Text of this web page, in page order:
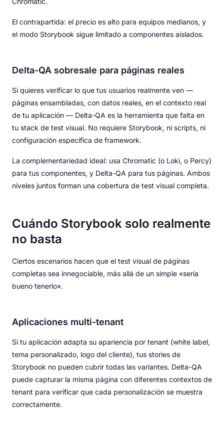
El contrapartida: el precio es alto para equipos medianos, y
el modo Storybook sigue limitado a componentes aislados.
Delta-QA sobresale para páginas reales
Si quieres verificar lo que tus usuarios realmente ven —
páginas ensambladas, con datos reales, en el contexto real
de tu aplicación — Delta-QA es la herramienta que falta en
tu stack de test visual. No requiere Storybook, ni scripts, ni
configuración específica de framework.
La complementariedad ideal: usa Chromatic (o Loki, o Percy)
para tus componentes, y Delta-QA para tus páginas. Ambos
niveles juntos forman una cobertura de test visual completa.
Cuándo Storybook solo realmente
no basta
Ciertos escenarios hacen que el test visual de páginas
completas sea innegociable, más allá de un simple «sería
bueno tenerlo».
Aplicaciones multi-tenant
Si tu aplicación adapta su apariencia por tenant (white label,
tema personalizado, logo del cliente), tus stories de
Storybook no pueden cubrir todas las variantes. Delta-QA
puede capturar la misma página con diferentes contextos de
tenant para verificar que cada personalización se muestra
correctamente.